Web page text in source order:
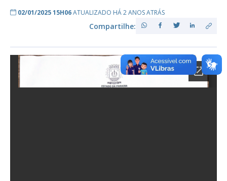
02/01/2025 15H06ATUALIZADO HÁ 2 ANOS ATRÁS
Compartilhe: